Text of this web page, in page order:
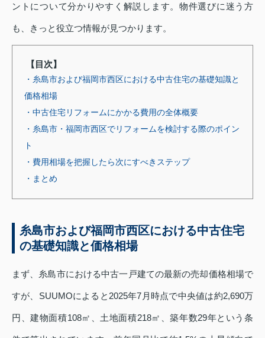
ントについて分かりやすく解説します。物件選びに迷う方
も、きっと役立つ情報が見つかります。
【目次】
・糸島市および福岡市西区における中古住宅の基礎知識と
価格相場
・中古住宅リフォームにかかる費用の全体概要
・糸島市・福岡市西区でリフォームを検討する際のポイン
ト
・費用相場を把握したら次にすべきステップ
・まとめ
糸島市および福岡市西区における中古住宅
の基礎知識と価格相場
まず、糸島市における中古一戸建ての最新の売却価格相場で
すが、SUUMOによると2025年7月時点で中央値は約2,690万
円、建物面積108㎡、土地面積218㎡、築年数29年という条